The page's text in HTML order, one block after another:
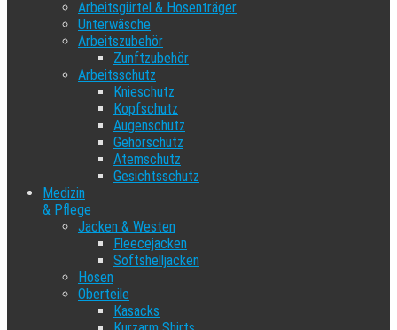
Arbeitsgürtel & Hosenträger
Unterwäsche
Arbeitszubehör
Zunftzubehör
Arbeitsschutz
Knieschutz
Kopfschutz
Augenschutz
Gehörschutz
Atemschutz
Gesichtsschutz
Medizin
& Pflege
Jacken & Westen
Fleecejacken
Softshelljacken
Hosen
Oberteile
Kasacks